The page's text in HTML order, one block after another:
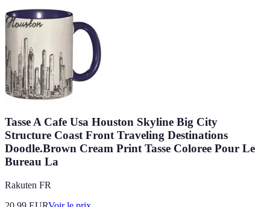
Tasse A Cafe Usa Houston Skyline Big City
Structure Coast Front Traveling Destinations
Doodle.Brown Cream Print Tasse Coloree Pour Le
Bureau La
Rakuten FR